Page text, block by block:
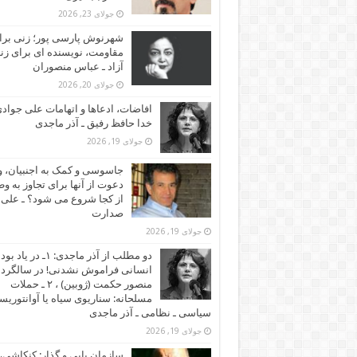
جولای 23, 2026
شهرنوش پارسی پور؛ زنی
مقاومت، نویسنده ای برای
آزاد ـ عباس منصوران
جولای 20, 2026
افاضات، ادعاها و اتهامات علی
خدا حافظ رفیق ـ آذر ماجدی
جولای 19, 2026
جاسوسی و کمک به اجنبیان،
دعوت از آنها برای تجاوز به
از کجا شروع می شود؟ ـ علی
صدارت
جولای 19, 2026
دو مطلب از آذر ماجدی: ۱ـ در یاد بود
انسانی فراموش نشدنی! در سالگرد
منصور حکمت (ژوبین) ، ۲ ـ حملات
مسلحانه: سناریوی سیاه یا
سیاسی ـ نظامی ـ آذر ماجدی
جولای 19, 2026